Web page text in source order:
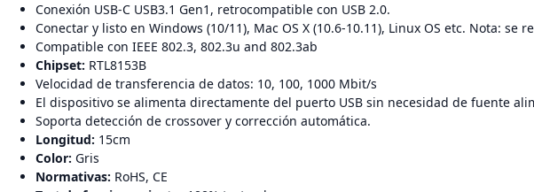
Conexión USB-C USB3.1 Gen1, retrocompatible con USB 2.0.
Conectar y listo en Windows (10/11), Mac OS X (10.6-10.11), Linux OS etc. Nota:
Compatible con IEEE 802.3, 802.3u and 802.3ab
Chipset: RTL8153B
Velocidad de transferencia de datos: 10, 100, 1000 Mbit/s
El dispositivo se alimenta directamente del puerto USB sin necesidad de fuente
Soporta detección de crossover y corrección automática.
Longitud: 15cm
Color: Gris
Normativas: RoHS, CE